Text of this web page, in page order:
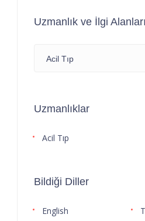
Uzmanlık ve İlgi Alanları
Acil Tıp
Uzmanlıklar
Acil Tıp
Bildiği Diller
English